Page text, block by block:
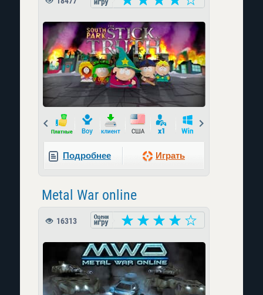
Prev
Подробнее Играть
Metal War online
16313